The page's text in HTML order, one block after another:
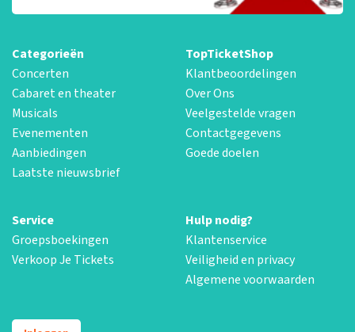
Categorieën
Concerten
Cabaret en theater
Musicals
Evenementen
Aanbiedingen
Laatste nieuwsbrief
TopTicketShop
Klantbeoordelingen
Over Ons
Veelgestelde vragen
Contactgegevens
Goede doelen
Service
Groepsboekingen
Verkoop Je Tickets
Hulp nodig?
Klantenservice
Veiligheid en privacy
Algemene voorwaarden